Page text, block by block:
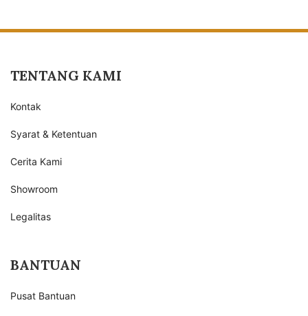
TENTANG KAMI
Kontak
Syarat & Ketentuan
Cerita Kami
Showroom
Legalitas
BANTUAN
Pusat Bantuan